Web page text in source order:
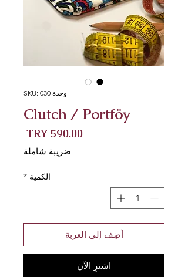
وحدة SKU: 030
Clutch / Portföy
السعر
ضريبة شاملة
الكمية *
أضِف إلى العربة
اشترِ الآن